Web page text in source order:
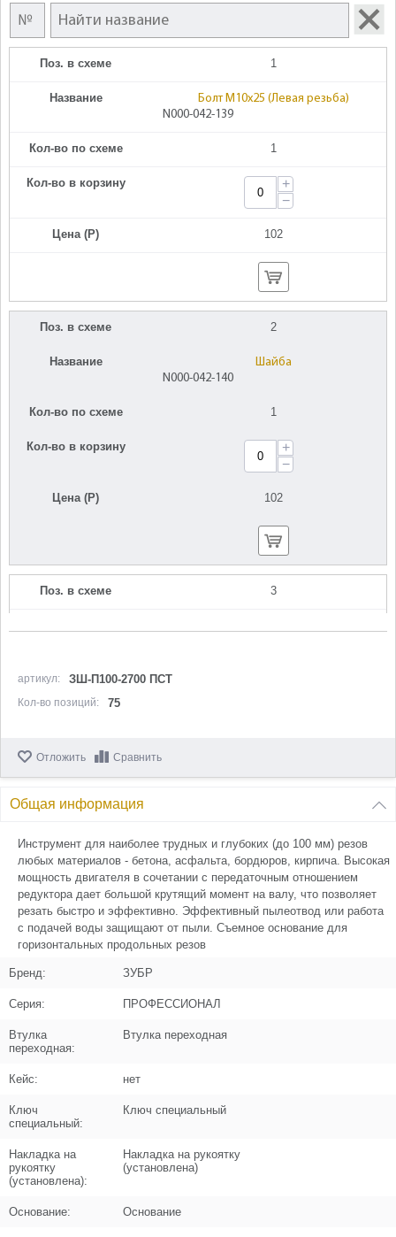
Поз. в схеме 1
Название
Болт M10х25 (Левая резьба)
N000-042-139
Кол-во по схеме 1
Кол-во в корзину
+
−
Цена (Р) 102
Поз. в схеме 2
Название
Шайба
N000-042-140
Кол-во по схеме 1
Кол-во в корзину
+
−
Цена (Р) 102
Поз. в схеме 3
Кол-во по схеме
Кол-во в корзину
Цена (Р)
Поз. в схеме 5
Название
Кольцо проставочное D25.4хd20
N000-042-142
Кол-во по схеме
Кол-во в корзину
N000-042-143
Кол-во по схеме
артикул: ЗШ-П100-2700 ПСТ
Кол-во позиций: 75
Отложить Сравнить
Общая информация
Инструмент для наиболее трудных и глубоких (до 100 мм) резов
любых материалов - бетона, асфальта, бордюров, кирпича. Высокая
мощность двигателя в сочетании с передаточным отношением
редуктора дает большой крутящий момент на валу, что позволяет
резать быстро и эффективно. Эффективный пылеотвод или работа
с подачей воды защищают от пыли. Съемное основание для
горизонтальных продольных резов
Бренд: ЗУБР
Серия: ПРОФЕССИОНАЛ
Втулка
переходная:
Втулка переходная
Кейс: нет
Ключ
специальный:
Ключ специальный
Накладка на
рукоятку
(установлена):
Накладка на рукоятку
(установлена)
Основание: Основание